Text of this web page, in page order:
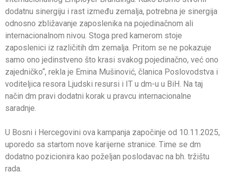
dodatnu sinergiju i rast između zemalja, potrebna je sinergija
odnosno zbližavanje zaposlenika na pojedinačnom ali
internacionalnom nivou. Stoga pred kamerom stoje
zaposlenici iz različitih dm zemalja. Pritom se ne pokazuje
samo ono jedinstveno što krasi svakog pojedinačno, već ono
zajedničko“, rekla je Emina Mušinović, članica Poslovodstva i
voditeljica resora Ljudski resursi i IT u dm-u u BiH. Na taj
način dm pravi dodatni korak u pravcu internacionalne
saradnje.
U Bosni i Hercegovini ova kampanja započinje od 10.11.2025,
uporedo sa startom nove karijerne stranice. Time se dm
dodatno pozicionira kao poželjan poslodavac na bh. tržištu
rada.